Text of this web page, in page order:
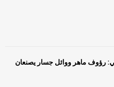
رؤوف ماهر ووائل جسار يصنعان